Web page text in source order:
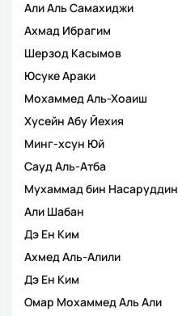
Али Аль Самахиджи
Ахмад Ибрагим
Шерзод Касымов
Юсуке Араки
Мохаммед Аль-Хоаиш
Хусейн Абу Йехия
Минг-хсун Юй
Сауд Аль-Атба
Мухаммад бин Насаруддин
Али Шабан
Дэ Ен Ким
Ахмед Аль-Алили
Дэ Ен Ким
Омар Мохаммед Аль Али